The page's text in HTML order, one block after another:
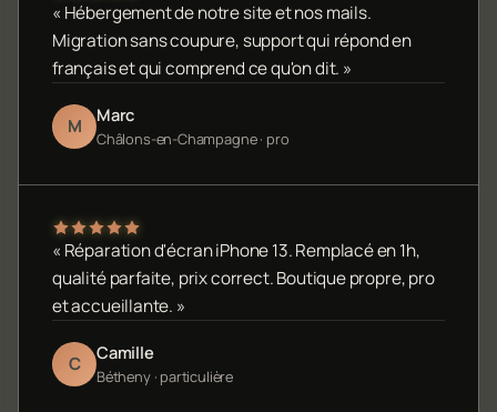
« Hébergement de notre site et nos mails.
Migration sans coupure, support qui répond en
français et qui comprend ce qu'on dit. »
M Marc
Châlons-en-Champagne · pro
« Réparation d'écran iPhone 13. Remplacé en 1h,
qualité parfaite, prix correct. Boutique propre, pro
et accueillante. »
C Camille
Bétheny · particulière